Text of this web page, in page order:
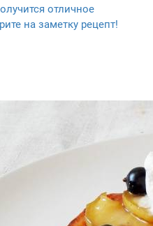
отличное
на заметку рецепт!